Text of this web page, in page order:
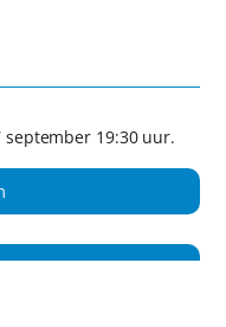
september 19:30 uur.